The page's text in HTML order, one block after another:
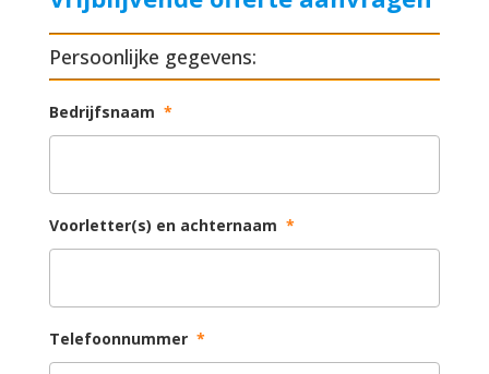
Persoonlijke gegevens:
Bedrijfsnaam *
Voorletter(s) en achternaam *
Telefoonnummer *